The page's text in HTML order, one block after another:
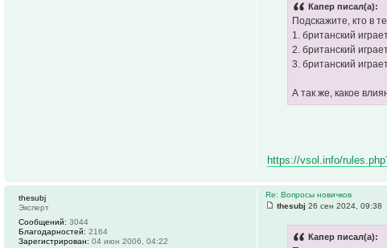
Капер писал(а):
Подскажите, кто в
1. британский
2. британский
3. британский
А так же, какое
https://vsol.info/
Re: Вопросы новичков
thesubj 26 сен 2024, 09:38
Капер писал(а):
thesubj
Эксперт
Сообщений: 3044
Благодарностей: 2164
Зарегистрирован: 04 июн 2006, 04:22